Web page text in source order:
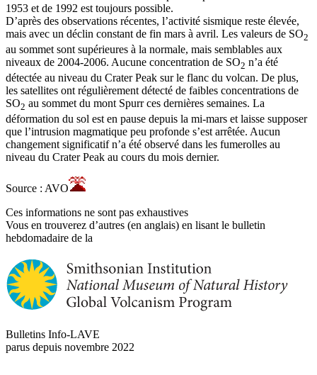
1953 et de 1992 est toujours possible.
D’après des observations récentes, l’activité sismique reste élevée,
mais avec un déclin constant de fin mars à avril. Les valeurs de SO2
au sommet sont supérieures à la normale, mais semblables aux
niveaux de 2004-2006. Aucune concentration de SO2 n’a été
détectée au niveau du Crater Peak sur le flanc du volcan. De plus,
les satellites ont régulièrement détecté de faibles concentrations de
SO2 au sommet du mont Spurr ces dernières semaines. La
déformation du sol est en pause depuis la mi-mars et laisse supposer
que l’intrusion magmatique peu profonde s’est arrêtée. Aucun
changement significatif n’a été observé dans les fumerolles au
niveau du Crater Peak au cours du mois dernier.
Source : AVO
Ces informations ne sont pas exhaustives
Vous en trouverez d’autres (en anglais) en lisant le bulletin
hebdomadaire de la
Bulletins Info-LAVE
parus depuis novembre 2022